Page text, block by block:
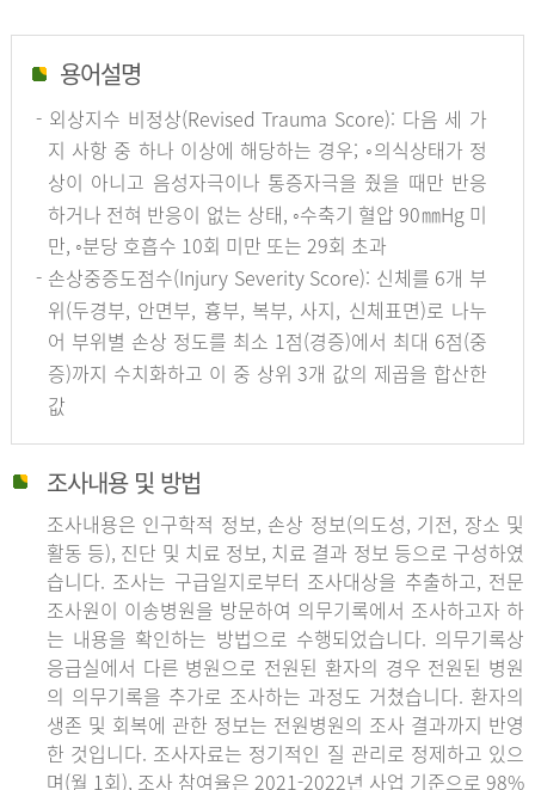
용어설명
- 외상지수 비정상(Revised Trauma Score): 다음 세 가
지 사항 중 하나 이상에 해당하는 경우; ◦의식상태가 정
상이 아니고 음성자극이나 통증자극을 줬을 때만 반응
하거나 전혀 반응이 없는 상태, ◦수축기 혈압 90㎜Hg 미
만, ◦분당 호흡수 10회 미만 또는 29회 초과
- 손상중증도점수(Injury Severity Score): 신체를 6개 부
위(두경부, 안면부, 흉부, 복부, 사지, 신체표면)로 나누
어 부위별 손상 정도를 최소 1점(경증)에서 최대 6점(중
증)까지 수치화하고 이 중 상위 3개 값의 제곱을 합산한
값
조사내용 및 방법
조사내용은 인구학적 정보, 손상 정보(의도성, 기전, 장소 및
활동 등), 진단 및 치료 정보, 치료 결과 정보 등으로 구성하였
습니다. 조사는 구급일지로부터 조사대상을 추출하고, 전문
조사원이 이송병원을 방문하여 의무기록에서 조사하고자 하
는 내용을 확인하는 방법으로 수행되었습니다. 의무기록상
응급실에서 다른 병원으로 전원된 환자의 경우 전원된 병원
의 의무기록을 추가로 조사하는 과정도 거쳤습니다. 환자의
생존 및 회복에 관한 정보는 전원병원의 조사 결과까지 반영
한 것입니다. 조사자료는 정기적인 질 관리로 정제하고 있으
며(월 1회), 조사 참여율은 2021-2022년 사업 기준으로 98%